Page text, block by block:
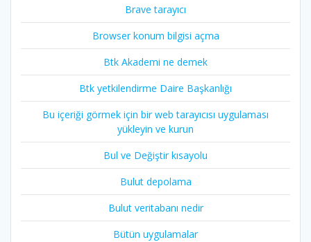
Brave tarayıcı
Browser konum bilgisi açma
Btk Akademi ne demek
Btk yetkilendirme Daire Başkanlığı
Bu içeriği görmek için bir web tarayıcısı uygulaması
yükleyin ve kurun
Bul ve Değiştir kısayolu
Bulut depolama
Bulut veritabanı nedir
Bütün uygulamalar